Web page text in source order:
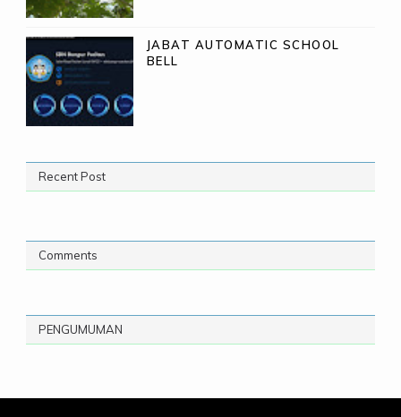
JABAT AUTOMATIC SCHOOL
BELL
Recent Post
Comments
PENGUMUMAN